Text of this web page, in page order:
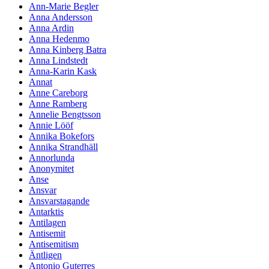
Ann-Marie Begler
Anna Andersson
Anna Ardin
Anna Hedenmo
Anna Kinberg Batra
Anna Lindstedt
Anna-Karin Kask
Annat
Anne Careborg
Anne Ramberg
Annelie Bengtsson
Annie Lööf
Annika Bokefors
Annika Strandhäll
Annorlunda
Anonymitet
Anse
Ansvar
Ansvarstagande
Antarktis
Antilagen
Antisemit
Antisemitism
Äntligen
Antonio Guterres